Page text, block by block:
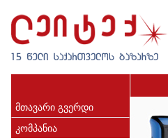
მთავარი გვერდი
კომპანია